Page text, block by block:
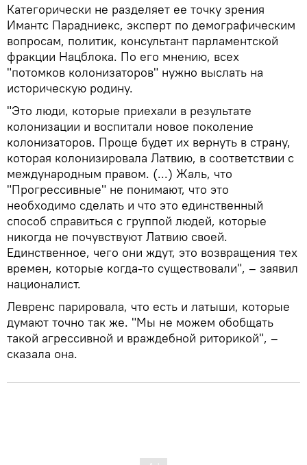
Категорически не разделяет ее точку зрения
Имантс Парадниекс, эксперт по демографическим
вопросам, политик, консультант парламентской
фракции Нацблока. По его мнению, всех
"потомков колонизаторов" нужно выслать на
историческую родину.
"Это люди, которые приехали в результате
колонизации и воспитали новое поколение
колонизаторов. Проще будет их вернуть в страну,
которая колонизировала Латвию, в соответствии с
международным правом. (...) Жаль, что
"Прогрессивные" не понимают, что это
необходимо сделать и что это единственный
способ справиться с группой людей, которые
никогда не почувствуют Латвию своей.
Единственное, чего они ждут, это возвращения тех
времен, которые когда-то существовали", – заявил
националист.
Левренс парировала, что есть и латыши, которые
думают точно так же. "Мы не можем обобщать
такой агрессивной и враждебной риторикой", –
сказала она.